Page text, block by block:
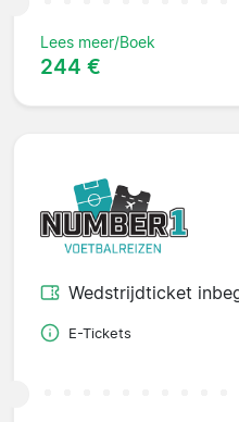
Lees meer/Boek
244 €
Wedstrijdticket
E-Tickets